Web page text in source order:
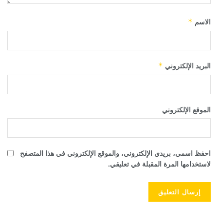
الاسم *
البريد الإلكتروني *
الموقع الإلكتروني
احفظ اسمي، بريدي الإلكتروني، والموقع الإلكتروني في هذا المتصفح
لاستخدامها المرة المقبلة في تعليقي.